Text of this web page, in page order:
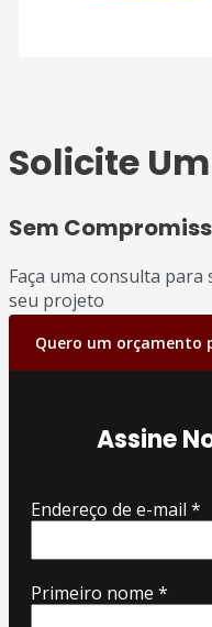
Solicite
Sem
Faça uma consulta
seu projeto
Quero um orçamento
Assine
Endereço de e-mail *
Primeiro nome *